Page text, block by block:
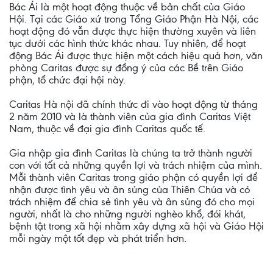
Bác Ái là một hoạt động thuộc về bản chất của Giáo
Hội. Tại các Giáo xứ trong Tổng Giáo Phận Hà Nội, các
hoạt động đó vẫn được thực hiện thường xuyên và liên
tục dưới các hình thức khác nhau. Tuy nhiên, để hoạt
động Bác Ái được thực hiện một cách hiệu quả hơn, văn
phòng Caritas được sự đồng ý của các Bề trên Giáo
phận, tổ chức đại hội này.
Caritas Hà nội đã chính thức đi vào hoạt động từ tháng
2 năm 2010 và là thành viên của gia đình Caritas Việt
Nam, thuộc về đại gia đình Caritas quốc tế.
Gia nhập gia đình Caritas là chúng ta trở thành người
con với tất cả những quyền lợi và trách nhiệm của mình.
Mỗi thành viên Caritas trong giáo phận có quyền lợi để
nhận được tình yêu và ân sủng của Thiên Chúa và có
trách nhiệm để chia sẻ tình yêu và ân sủng đó cho mọi
người, nhất là cho những người nghèo khổ, đói khát,
bệnh tật trong xã hội nhằm xây dựng xã hội và Giáo Hội
mỗi ngày một tốt đẹp và phát triển hơn.